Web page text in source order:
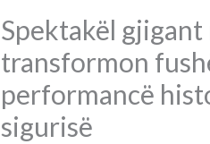
Spektakël
transformon
performancë
sigurisë